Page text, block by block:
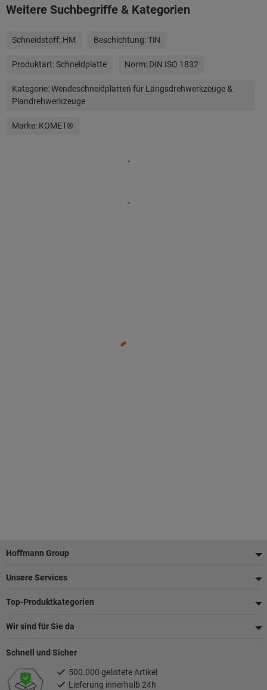
Weitere Suchbegriffe & Kategorien
Schneidstoff: HM Beschichtung:TiN
Produktart:Schneidplatte Norm: DIN ISO 1832
Kategorie:Wendeschneidplatten für Längsdrehwerkzeuge &
Plandrehwerkzeuge
Marke: KOMET®
Fußzeile
Hoffmann Group
Unsere Services
Top-Produktkategorien
Wir sind für Sie da
Schnell und Sicher
500.000 gelistete Artikel
Lieferung innerhalb 24h